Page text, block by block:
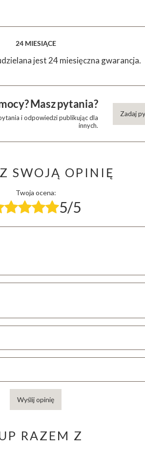
24 MIESIĄCE
jest 24 miesięczna gwarancja.
Masz pytania?
i odpowiedzi publikując dla
innych.
Zadaj
SWOJĄ OPINIĘ
Twoja ocena:
5/5
Wyślij opinię
RAZEM Z